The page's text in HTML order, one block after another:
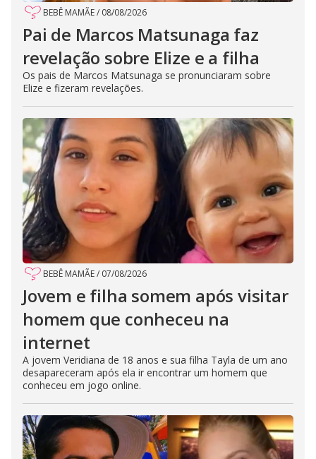
BEBÊ MAMÃE/ 08/08/2026
Pai de Marcos Matsunaga faz
revelação sobre Elize e a filha
Os pais de Marcos Matsunaga se pronunciaram sobre
Elize e fizeram revelações.
BEBÊ MAMÃE/ 07/08/2026
Jovem e filha somem após visitar
homem que conheceu na
internet
A jovem Veridiana de 18 anos e sua filha Tayla de um ano
desapareceram após ela ir encontrar um homem que
conheceu em jogo online.